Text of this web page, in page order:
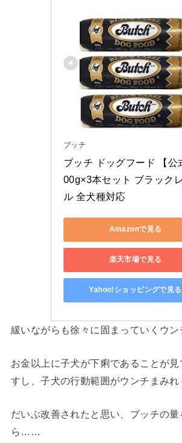
ブッチ
ブッチ ドッグフード 【公
00g×3本セット ブラック
ル 全犬種対応
Amazonで見る
楽天市場で見る
Yahoo!ショッピングで見る
緩いながらも徐々に固まっていくウン
お金以上に子犬が下痢であることが
すし、子犬の行動範囲がウンチまみれ
だいぶ改善されたと思い、ブッチの量
ら……